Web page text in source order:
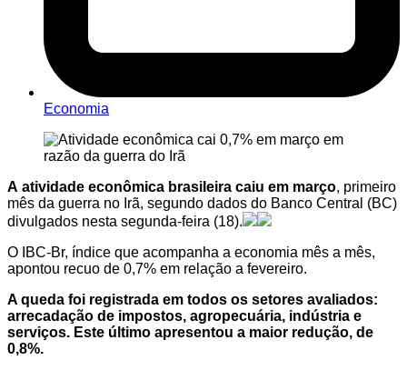
Economia
A atividade econômica brasileira caiu em março, primeiro
mês da guerra no Irã, segundo dados do Banco Central (BC)
divulgados nesta segunda-feira (18).
O IBC-Br, índice que acompanha a economia mês a mês,
apontou recuo de 0,7% em relação a fevereiro.
A queda foi registrada em todos os setores avaliados:
arrecadação de impostos, agropecuária, indústria e
serviços. Este último apresentou a maior redução, de
0,8%.